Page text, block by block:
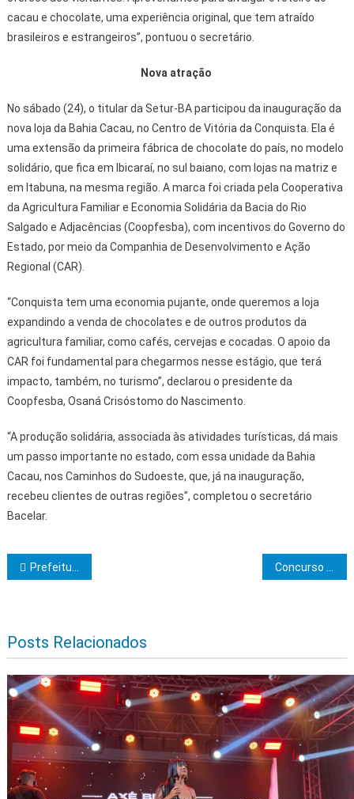
cacau e chocolate, uma experiência original, que tem atraído
brasileiros e estrangeiros”, pontuou o secretário.
Nova atração
No sábado (24), o titular da Setur-BA participou da inauguração da
nova loja da Bahia Cacau, no Centro de Vitória da Conquista. Ela é
uma extensão da primeira fábrica de chocolate do país, no modelo
solidário, que fica em Ibicaraí, no sul baiano, com lojas na matriz e
em Itabuna, na mesma região. A marca foi criada pela Cooperativa
da Agricultura Familiar e Economia Solidária da Bacia do Rio
Salgado e Adjacências (Coopfesba), com incentivos do Governo do
Estado, por meio da Companhia de Desenvolvimento e Ação
Regional (CAR).
“Conquista tem uma economia pujante, onde queremos a loja
expandindo a venda de chocolates e de outros produtos da
agricultura familiar, como cafés, cervejas e cocadas. O apoio da
CAR foi fundamental para chegarmos nesse estágio, que terá
impacto, também, no turismo”, declarou o presidente da
Coopfesba, Osaná Crisóstomo do Nascimento.
“A produção solidária, associada às atividades turísticas, dá mais
um passo importante no estado, com essa unidade da Bahia
Cacau, nos Caminhos do Sudoeste, que, já na inauguração,
recebeu clientes de outras regiões”, completou o secretário
Bacelar.
Navegação de Post
Prefeitura de Itabuna e Governo do Estado vão entregar areninhas de futebol do Lomanto e de Nova Ferradas
Posts Relacionados